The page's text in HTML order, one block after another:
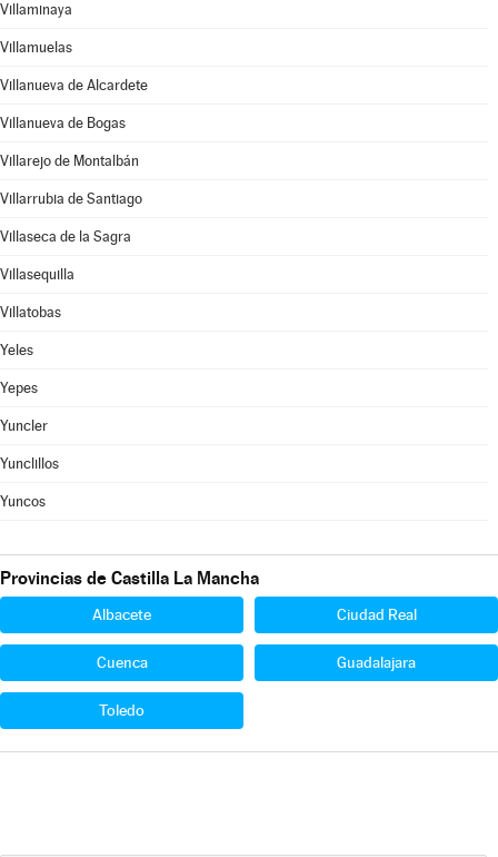
Villaminaya
Villamuelas
Villanueva de Alcardete
Villanueva de Bogas
Villarejo de Montalbán
Villarrubia de Santiago
Villaseca de la Sagra
Villasequilla
Villatobas
Yeles
Yepes
Yuncler
Yunclillos
Yuncos
Provincias de Castilla La Mancha
Albacete Ciudad Real
Cuenca Guadalajara
Toledo